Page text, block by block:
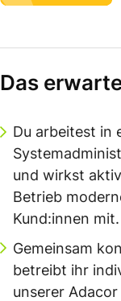
Das
Du arbeitest in
und wirkst
Betrieb
Kund:innen mit.
Gemeinsam
betreibt ihr
unserer